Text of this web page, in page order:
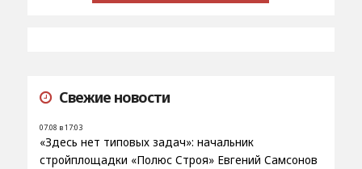
Свежие новости
07.08 в 17:03
«Здесь нет типовых задач»: начальник
стройплощадки «Полюс Строя» Евгений Самсонов